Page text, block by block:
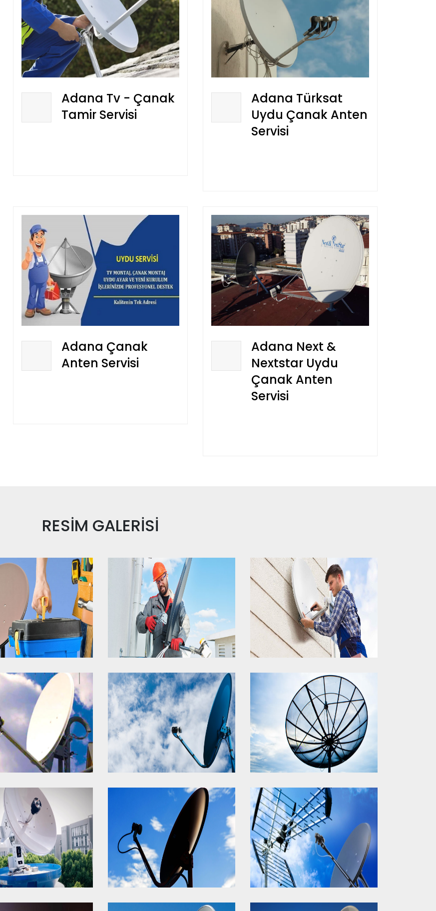
Adana Tv - Çanak
Tamir Servisi
Adana Türksat
Uydu Çanak Anten
Servisi
Adana Çanak
Anten Servisi
Adana Next &
Nextstar Uydu
Çanak Anten
Servisi
RESİM GALERİSİ